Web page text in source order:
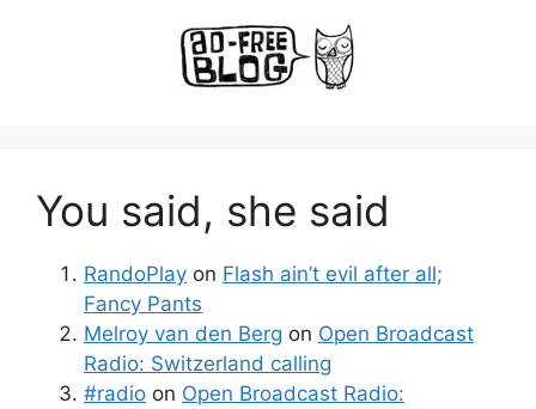
You said, she said
RandoPlay on Flash ain’t evil after all;
Fancy Pants
Melroy van den Berg on Open Broadcast
Radio: Switzerland calling
#radio on Open Broadcast Radio: